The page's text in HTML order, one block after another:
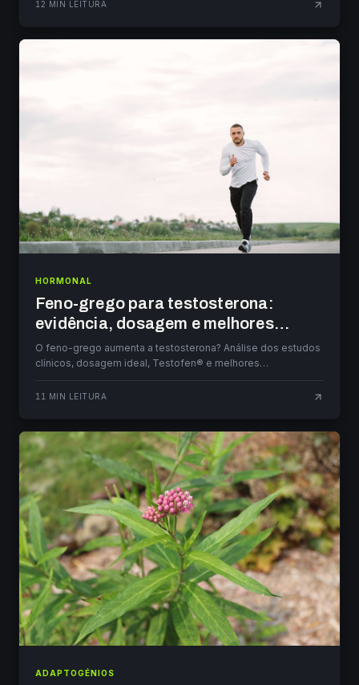
12 MIN LEITURA
HORMONAL
Feno-grego para testosterona:
evidência, dosagem e melhores
suplementos
O feno-grego aumenta a testosterona? Análise dos estudos
clínicos, dosagem ideal, Testofen® e melhores
11 MIN LEITURA
ADAPTOGÉNIOS